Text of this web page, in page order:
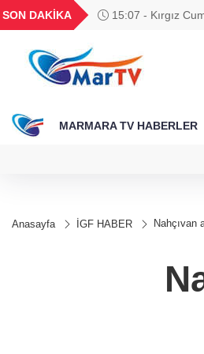
SON DAKİKA
15:07 - Kırgız
BGN
27,9743
0,0018
MARMARA TV HABERLER
Anasayfa İGF HABER Nahçıvan